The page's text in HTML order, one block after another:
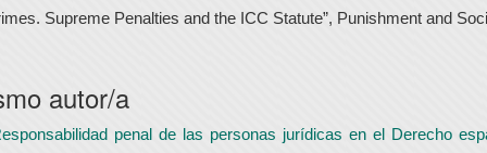
Supreme Penalties and the ICC Statute”, Punishment and
autor/a
penal de las personas jurídicas en el Derecho